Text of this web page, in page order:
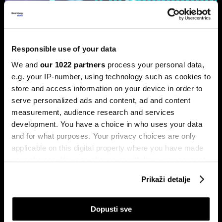
Responsible use of your data
We and our 1022 partners process your personal data,
e.g. your IP-number, using technology such as cookies to
store and access information on your device in order to
serve personalized ads and content, ad and content
measurement, audience research and services
development. You have a choice in who uses your data
and for what purposes. Your privacy choices are only
applicable on this digital property where you have made
your choices. You can change or withdraw your consent
If you allow, we would also like to:
Prikaži detalje
Dopusti sve
Ljeto na burzama: Psihologija
ulagača kao najveći neprijatelj
Povijesni podaci pokazuju da su lipanj i srpanj mjeseci s
najmanjom volatilnošću na burzama.
Sezona rezultata u fokusu:
Globalne berze tresu rizici,
regionalni prvaci nižu rekorde